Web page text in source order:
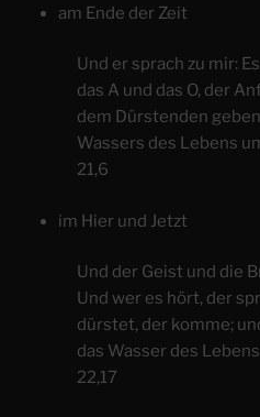
am Ende der Zeit
Und er sprach zu mir:
das A und das O, der
dem Dürstenden
Wassers des Lebens
21,6
im Hier und Jetzt
Und der Geist und die
Und wer es hört, der
dürstet, der komme;
das Wasser des
22,17